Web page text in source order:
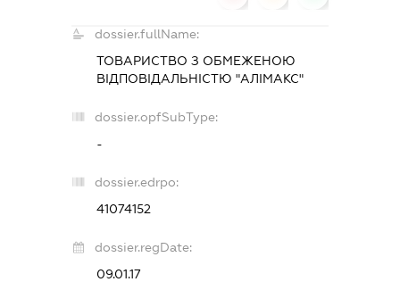
dossier.fullName:
ТОВАРИСТВО З ОБМЕЖЕНОЮ
ВІДПОВІДАЛЬНІСТЮ "АЛІМАКС"
dossier.opfSubType:
-
dossier.edrpo:
41074152
dossier.regDate:
09.01.17